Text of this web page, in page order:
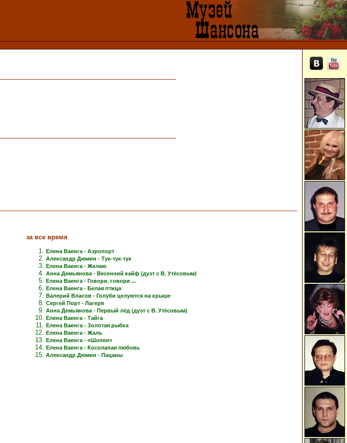
за все время
Елена Ваенга - Аэропорт
Александр Дюмин - Тук-тук-тук
Елена Ваенга - Желаю
Анна Демьянова - Весенний кайф (дуэт с В. Утёсовым)
Елена Ваенга - Говори, говори ...
Елена Ваенга - Белая птица
Валерий Власов - Голуби целуются на крыше
Сергей Порт - Лагеря
Анна Демьянова - Первый лёд (дуэт с В. Утёсовым)
Елена Ваенга - Тайга
Елена Ваенга - Золотая рыбка
Елена Ваенга - Жаль
Елена Ваенга - «Шопен»
Елена Ваенга - Косолапая любовь
Александр Дюмин - Пацаны